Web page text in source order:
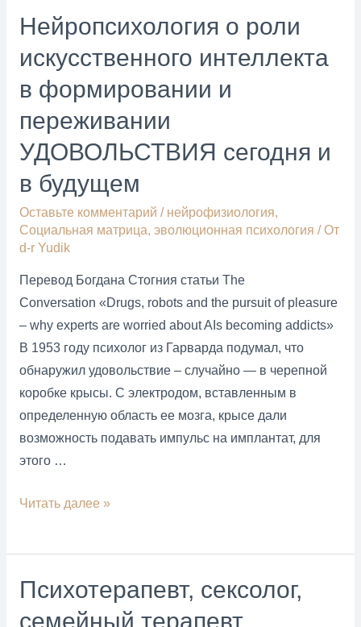
Права
человека”
Нейропсихология о роли
искусственного интеллекта
в формировании и
переживании
УДОВОЛЬСТВИЯ сегодня и
в будущем
Оставьте комментарий / нейрофизиология,
Социальная матрица, эволюционная психология / От
d-r Yudik
Перевод Богдана Стогния статьи The
Conversation «Drugs, robots and the pursuit of pleasure
– why experts are worried about AIs becoming addicts»
В 1953 году психолог из Гарварда подумал, что
обнаружил удовольствие – случайно — в черепной
коробке крысы. С электродом, вставленным в
определенную область ее мозга, крысе дали
возможность подавать импульс на имплантат, для
этого …
Нейропсихология
интеллекта
в
Читать далее »
Психотерапевт, сексолог,
семейный терапевт